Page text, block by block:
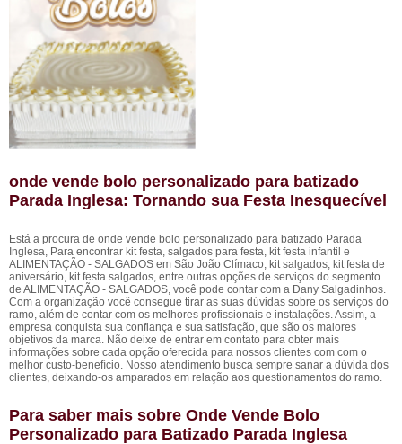
onde vende bolo personalizado para batizado
Parada Inglesa: Tornando sua Festa Inesquecível
Está a procura de onde vende bolo personalizado para batizado Parada
Inglesa, Para encontrar kit festa, salgados para festa, kit festa infantil e
ALIMENTAÇÃO - SALGADOS em São João Clímaco, kit salgados, kit festa de
aniversário, kit festa salgados, entre outras opções de serviços do segmento
de ALIMENTAÇÃO - SALGADOS, você pode contar com a Dany Salgadinhos.
Com a organização você consegue tirar as suas dúvidas sobre os serviços do
ramo, além de contar com os melhores profissionais e instalações. Assim, a
empresa conquista sua confiança e sua satisfação, que são os maiores
objetivos da marca. Não deixe de entrar em contato para obter mais
informações sobre cada opção oferecida para nossos clientes com com o
melhor custo-benefício. Nosso atendimento busca sempre sanar a dúvida dos
clientes, deixando-os amparados em relação aos questionamentos do ramo.
Para saber mais sobre Onde Vende Bolo
Personalizado para Batizado Parada Inglesa